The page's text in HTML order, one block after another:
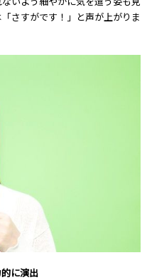
さすがです！」と声が上がりま
に演出